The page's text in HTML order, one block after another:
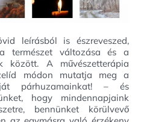
leírásból is észreveszed,
természet változása és a
között. A művészetterápia
módon mutatja meg a
párhuzamainkat! – és
hogy mindennapjaink
bennünket körülvevő